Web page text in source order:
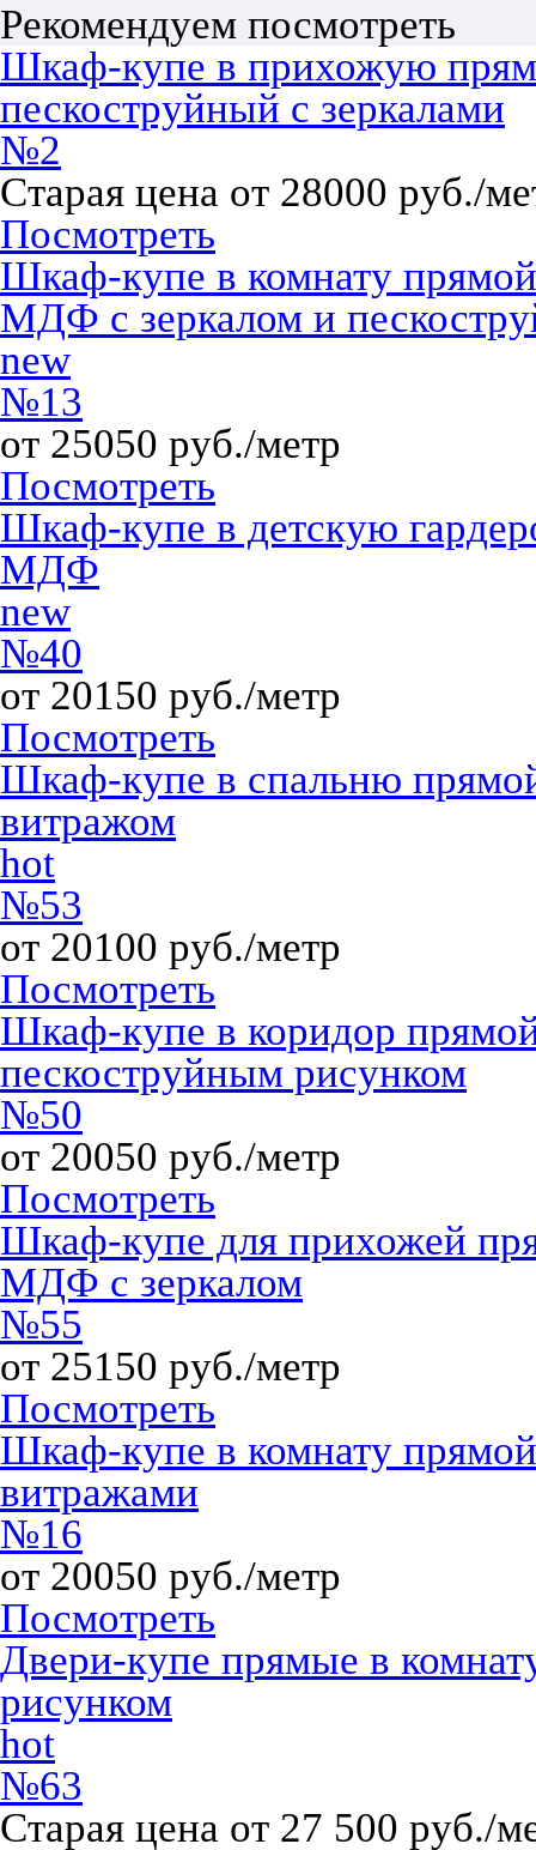
Рекомендуем посмотреть
Шкаф-купе в прихожую
пескоструйный с зеркалами
№2
Старая цена от 28000 руб./
Посмотреть
Шкаф-купе в комнату
МДФ с зеркалом и
new
№13
от 25050 руб./метр
Посмотреть
Шкаф-купе в детскую
МДФ
new
№40
от 20150 руб./метр
Посмотреть
Шкаф-купе в спальню
витражом
hot
№53
от 20100 руб./метр
Посмотреть
Шкаф-купе в коридор
пескоструйным рисунком
№50
от 20050 руб./метр
Посмотреть
Шкаф-купе для прихожей
МДФ с зеркалом
№55
от 25150 руб./метр
Посмотреть
Шкаф-купе в комнату
витражами
№16
от 20050 руб./метр
Посмотреть
Двери-купе прямые в
рисунком
hot
№63
Старая цена от 27 500 руб./